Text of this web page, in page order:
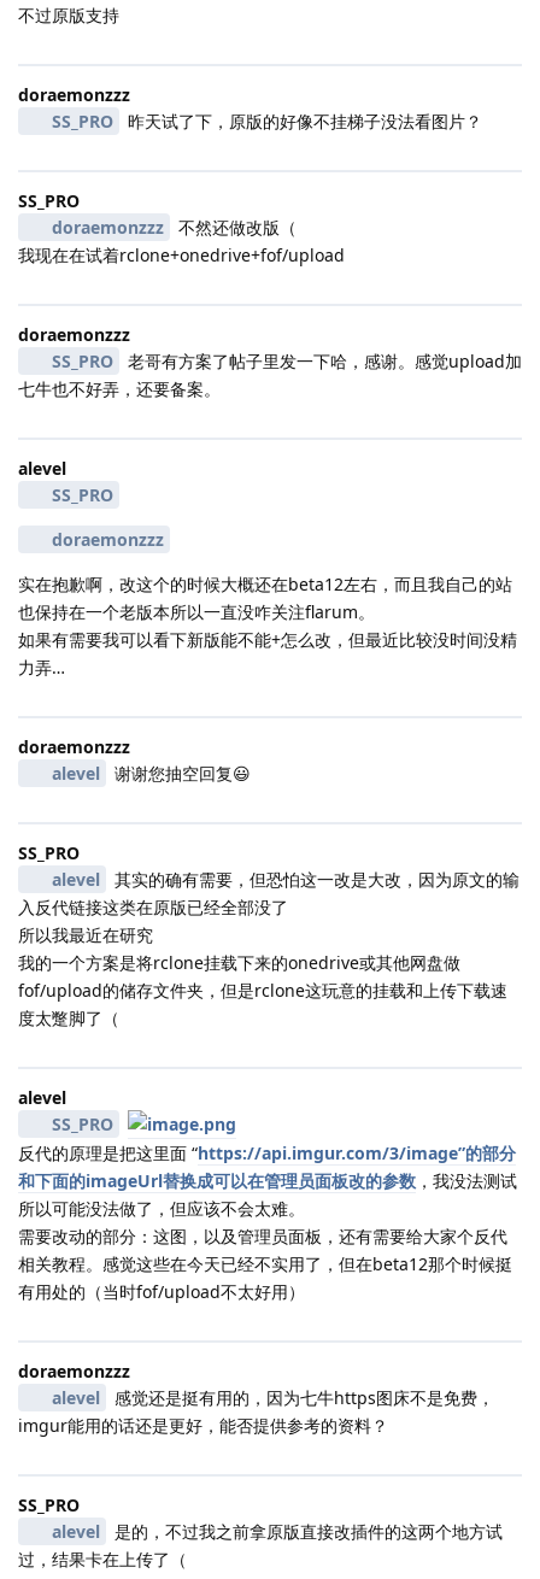
不过原版支持
doraemonzzz
SS_PRO
昨天试了下，原版的好像不挂梯子没法看图片？
SS_PRO
doraemonzzz
不然还做改版（
我现在在试着rclone+onedrive+fof/upload
doraemonzzz
SS_PRO
老哥有方案了帖子里发一下哈，感谢。感觉upload加
七牛也不好弄，还要备案。
alevel
SS_PRO
doraemonzzz
实在抱歉啊，改这个的时候大概还在beta12左右，而且我自己的站
也保持在一个老版本所以一直没咋关注flarum。
如果有需要我可以看下新版能不能+怎么改，但最近比较没时间没精
力弄…
doraemonzzz
alevel
谢谢您抽空回复😃
SS_PRO
alevel
其实的确有需要，但恐怕这一改是大改，因为原文的输
入反代链接这类在原版已经全部没了
所以我最近在研究
我的一个方案是将rclone挂载下来的onedrive或其他网盘做
fof/upload的储存文件夹，但是rclone这玩意的挂载和上传下载速
度太蹩脚了（
alevel
SS_PRO
反代的原理是把这里面 “https://api.imgur.com/3/image”的部分
和下面的imageUrl替换成可以在管理员面板改的参数 ，我没法测试
所以可能没法做了，但应该不会太难。
需要改动的部分：这图，以及管理员面板，还有需要给大家个反代
相关教程。感觉这些在今天已经不实用了，但在beta12那个时候挺
有用处的（当时fof/upload不太好用）
doraemonzzz
alevel
感觉还是挺有用的，因为七牛https图床不是免费，
imgur能用的话还是更好，能否提供参考的资料？
SS_PRO
alevel
是的，不过我之前拿原版直接改插件的这两个地方试
过，结果卡在上传了（